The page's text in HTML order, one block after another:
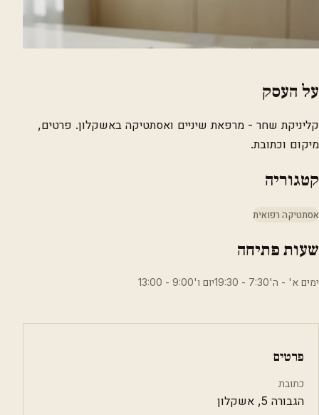
על העסק
קליניקת שחר - מרפאת שיניים ואסתטיקה באשקלון. פרטים,
מיקום וכתובת.
קטגוריה
אסתטיקה רפואית
שעות פתיחה
ימים א' - ה'7:30 - 19:30יום ו'9:00 - 13:00
פרטים
כתובת
הגבורה 5, אשקלון